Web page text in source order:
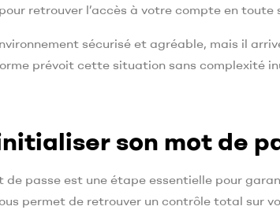
retrouver l’accès à votre compte en toute
sécurisé et agréable, mais il
prévoit cette situation sans complexité
son mot de
passe est une étape essentielle pour
permet de retrouver un contrôle total sur